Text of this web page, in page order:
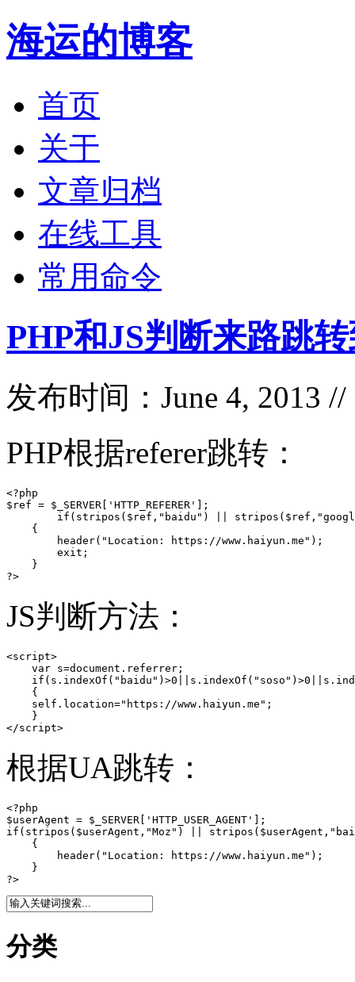
海运的博客
首页
关于
文章归档
在线工具
常用命令
PHP和JS判断来路跳
发布时间：June 4, 2013
PHP根据referer跳转：
<?php
$ref = $_SERVER['HTTP_REFERER'];
if(stripos($ref,"baidu") ||
    {
        header("Location: https://www.haiyun.me");
        exit;
    }
?>
JS判断方法：
<script>
    var s=document.referrer;
    {
    self.location="https://www.haiyun.me";
    }
</script>
根据UA跳转：
<?php
$userAgent = $_SERVER['HTTP_USER_AGENT'];
if(stripos($userAgent,"Moz") ||
    {
        header("Location: https://www.haiyun.me");
    }
?>
分类